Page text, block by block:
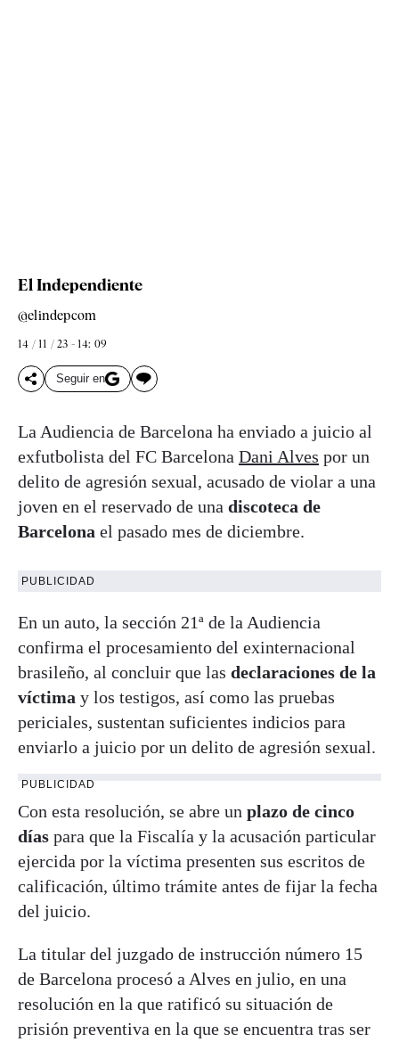
El Independiente
@elindepcom
14 / 11 / 23 - 14: 09
Seguir en
La Audiencia de Barcelona ha enviado a juicio al
exfutbolista del FC Barcelona Dani Alves por un
delito de agresión sexual, acusado de violar a una
joven en el reservado de una discoteca de
Barcelona el pasado mes de diciembre.
PUBLICIDAD
En un auto, la sección 21ª de la Audiencia
confirma el procesamiento del exinternacional
brasileño, al concluir que las declaraciones de la
víctima y los testigos, así como las pruebas
periciales, sustentan suficientes indicios para
enviarlo a juicio por un delito de agresión sexual.
PUBLICIDAD
Con esta resolución, se abre un plazo de cinco
días para que la Fiscalía y la acusación particular
ejercida por la víctima presenten sus escritos de
calificación, último trámite antes de fijar la fecha
del juicio.
La titular del juzgado de instrucción número 15
de Barcelona procesó a Alves en julio, en una
resolución en la que ratificó su situación de
prisión preventiva en la que se encuentra tras ser